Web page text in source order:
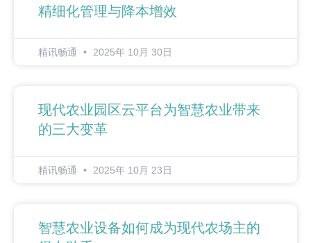
精细化管理与降本增效
精讯畅通 2025年 10月 30日
现代农业园区云平台为智慧农业带来
的三大变革
精讯畅通 2025年 10月 23日
智慧农业设备如何成为现代农场主的